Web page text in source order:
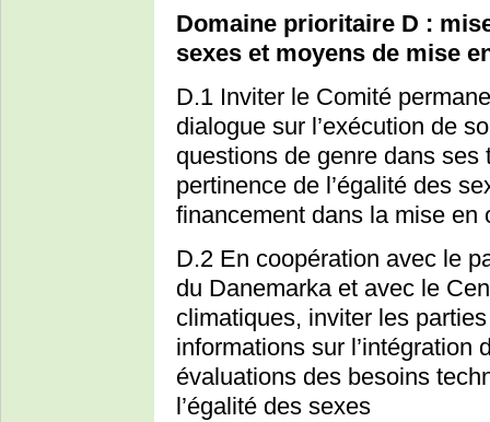
Domaine prioritaire D :
sexes et moyens de mise
D.1 Inviter le Comité
dialogue sur l’exécution de
questions de genre dans ses
pertinence de l’égalité des
financement dans la mise en
D.2 En coopération avec le
du Danemarka et avec le
climatiques, inviter les
informations sur l’intégration
évaluations des besoins
l’égalité des sexes